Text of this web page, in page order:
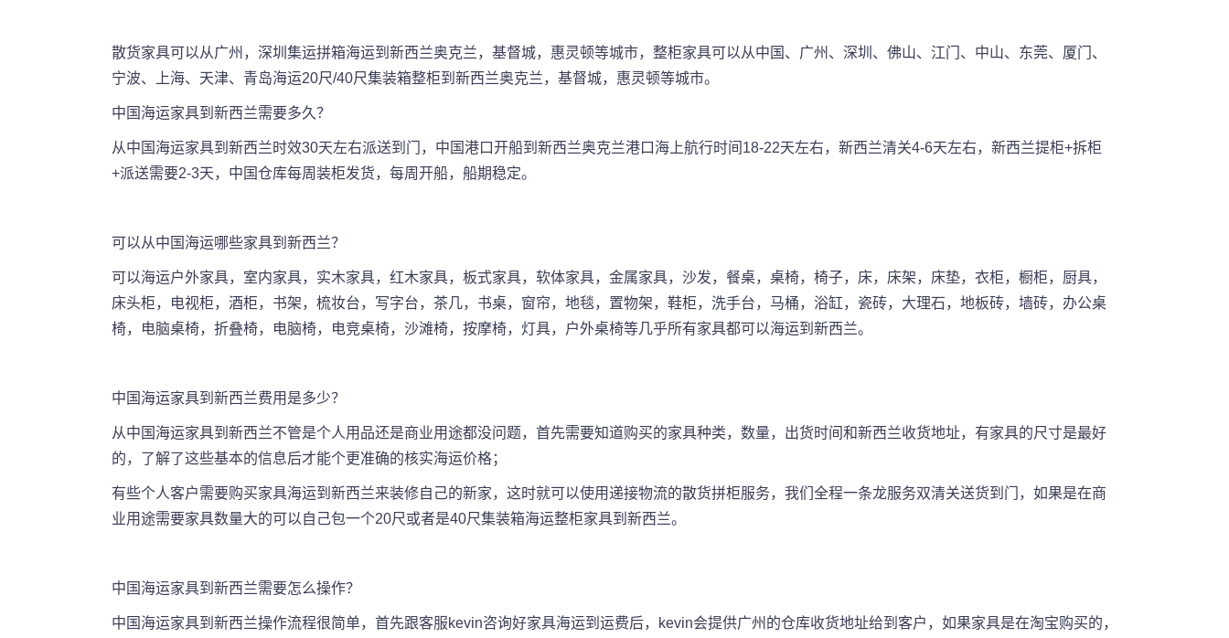
散货家具可以从广州，深圳集运拼箱海运到 新西兰奥克兰，基督城，惠灵顿等城市，整柜家具可以从中国、广州、深圳、佛山、江门、中山、东莞、厦门、
宁波、上海、天津、青岛海运20尺/40尺集装箱整柜到 新西兰奥克兰，基督城，惠灵顿等城市。
中国 海运家具到新西兰需要多久？
从中国海运家具到新西兰时效30天左右派送到门，中国港口开船到新西兰奥克兰港口海上航行时间18-22天左右，新西兰清关4-6天左右，新西兰提柜+拆柜
+派送需要2-3天，中国仓库每周装柜发货，每周开船，船期稳定。
可以从中国海运哪些家具到新西兰？
可以海运户外家具，室内家具，实木家具，红木家具，板式家具，软体家具，金属家具，沙发，餐桌，桌椅，椅子，床，床架，床垫，衣柜，橱柜，厨具，
床头柜，电视柜，酒柜，书架，梳妆台，写字台，茶几，书桌，窗帘，地毯，置物架，鞋柜，洗手台，马桶，浴缸，瓷砖，大理石，地板砖，墙砖，办公桌
椅，电脑桌椅，折叠椅，电脑椅，电竞桌椅，沙滩椅，按摩椅，灯具，户外桌椅等几乎所有家具都可以海运到新西兰。
中国海运家具到新西兰费用是多少？
从中国海运家具到新西兰不管是个人用品还是商业用途都没问题，首先需要知道购买的家具种类，数量，出货时间和新西兰收货地址，有家具的尺寸是最好
的，了解了这些基本的信息后才能个更准确的核实海运价格；
有些个人客户需要购买家具海运到新西兰来装修自己的新家，这时就可以使用递接物流的散货拼柜服务，我们全程一条龙服务双清关送货到门，如果是在商
业用途需要家具数量大的可以自己包一个20尺或者是40尺集装箱海运整柜家具到新西兰。
中国海运家具到新西兰需要怎么操作？
中国海运家具到新西兰操作流程很简单，首先跟客服kevin咨询好家具海运到运费后，kevin会提供广州的仓库收货地址给到客户，如果家具是在淘宝购买的，